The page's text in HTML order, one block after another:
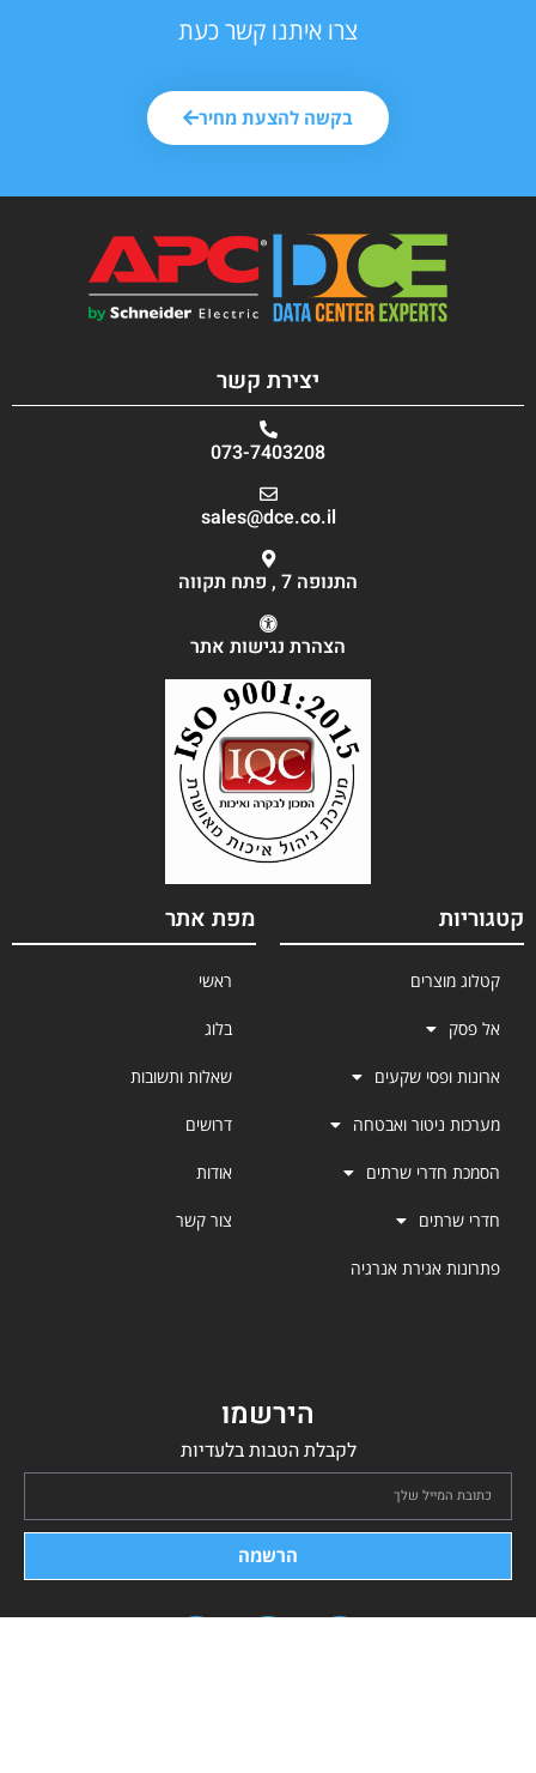
צרו איתנו קשר כעת
בקשה להצעת מחיר
יצירת קשר
073-7403208
sales@dce.co.il
התנופה 7 , פתח תקווה
הצהרת נגישות אתר
קטגוריות
קטלוג מוצרים
אל פסק
ארונות ופסי שקעים
מערכות ניטור ואבטחה
הסמכת חדרי שרתים
חדרי שרתים
פתרונות אגירת אנרגיה
מפת אתר
ראשי
בלוג
שאלות ותשובות
דרושים
אודות
צור קשר
הירשמו
לקבלת הטבות בלעדיות
הרשמה